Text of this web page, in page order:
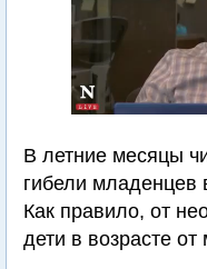
В летние месяцы
гибели младенцев
Как правило, от
дети в возрасте